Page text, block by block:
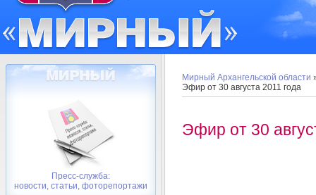
Пресс-служба:
новости, статьи, фоторепортажи
Мирный Архангельской области
Эфир от 30 августа 2011 года
Эфир от 30